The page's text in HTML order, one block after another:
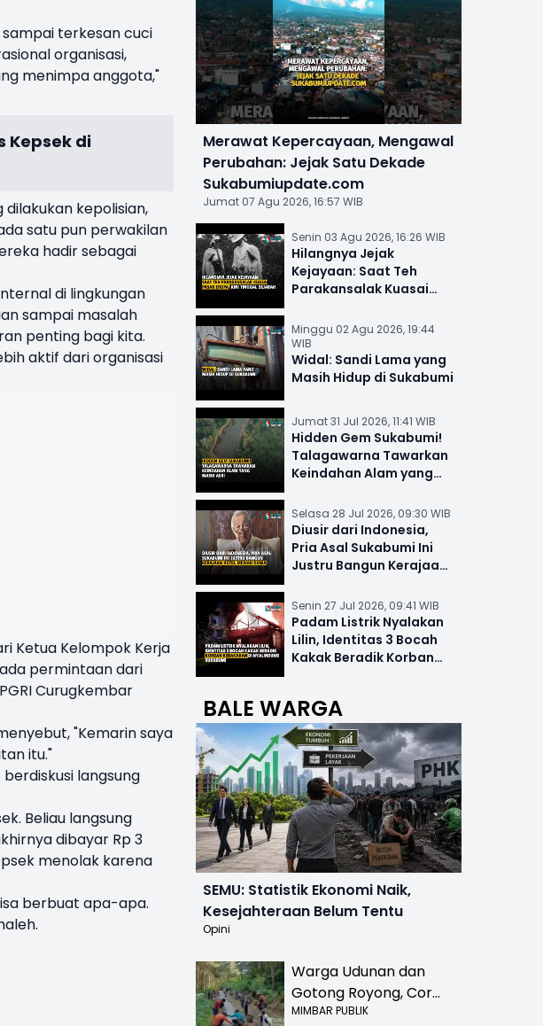
terkesan cuci
organisasi,
menimpa anggota,"
Kepsek di
kepolisian,
satu pun perwakilan
hadir sebagai
di lingkungan
sampai masalah
penting bagi kita.
aktif dari organisasi
Ketua Kelompok Kerja
ada permintaan dari
Curugkembar
"Kemarin saya
itu."
langsung
Beliau langsung
dibayar Rp 3
menolak karena
berbuat apa-apa.
Merawat Kepercayaan, Mengawal
Perubahan: Jejak Satu Dekade
Sukabumiupdate.com
Jumat 07 Agu 2026, 16:57 WIB
Senin 03 Agu 2026, 16:26 WIB
Hilangnya Jejak
Kejayaan: Saat Teh
Parakansalak Kuasai
Sejarah
Minggu 02 Agu 2026, 19:44
WIB
Widal: Sandi Lama yang
Masih Hidup di Sukabumi
Jumat 31 Jul 2026, 11:41 WIB
Hidden Gem Sukabumi!
Talagawarna Tawarkan
Keindahan Alam yang
Selasa 28 Jul 2026, 09:30 WIB
Diusir dari Indonesia,
Pria Asal Sukabumi Ini
Justru Bangun Kerajaan
Senin 27 Jul 2026, 09:41 WIB
Padam Listrik Nyalakan
Lilin, Identitas 3 Bocah
Kakak Beradik Korban
BALE WARGA
SEMU: Statistik Ekonomi Naik,
Kesejahteraan Belum Tentu
Opini
Warga Udunan dan
Gotong Royong, Cor
Jalan Hancur di
MIMBAR PUBLIK